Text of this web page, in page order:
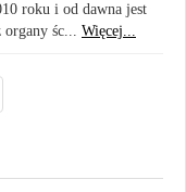
roku i od dawna jest
organy śc... Więcej...